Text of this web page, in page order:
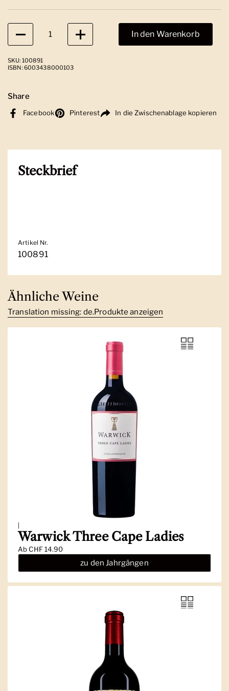
Anzahl
In den Warenkorb
SKU: 100891
ISBN: 6003438000103
Share
Facebook Pinterest In die Zwischenablage kopieren
Steckbrief
Artikel Nr.
100891
Ähnliche Weine
Translation missing: de.Produkte anzeigen
|
Warwick Three Cape Ladies
AbCHF 14.90
zu den Jahrgängen